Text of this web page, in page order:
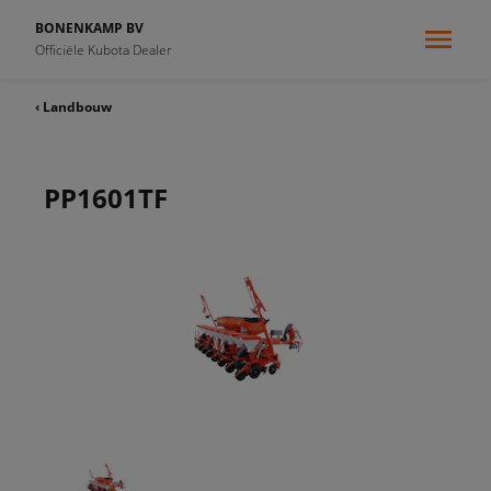
BONENKAMP BV
Officiële Kubota Dealer
‹ Landbouw
PP1601TF